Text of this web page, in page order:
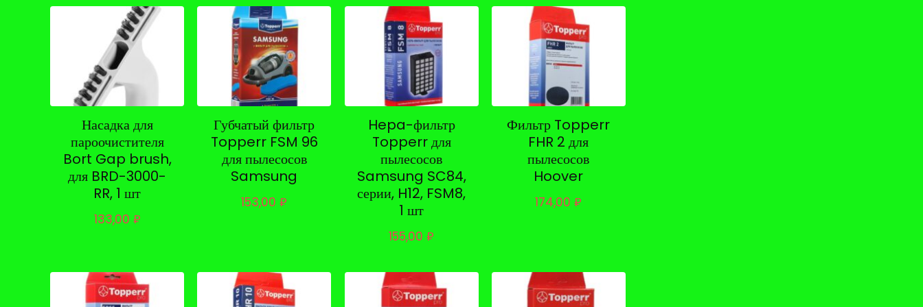
Насадка для
пароочистителя
Bort Gap brush,
для BRD-3000-
RR, 1 шт
133,00 ₽
Губчатый фильтр
Topperr FSM 96
для пылесосов
Samsung
153,00₽
Hepa-фильтр
Topperr для
пылесосов
Samsung SC84,
серии, H12, FSM8,
1 шт
155,00₽
Фильтр Topperr
FHR 2 для
пылесосов
Hoover
174,00₽